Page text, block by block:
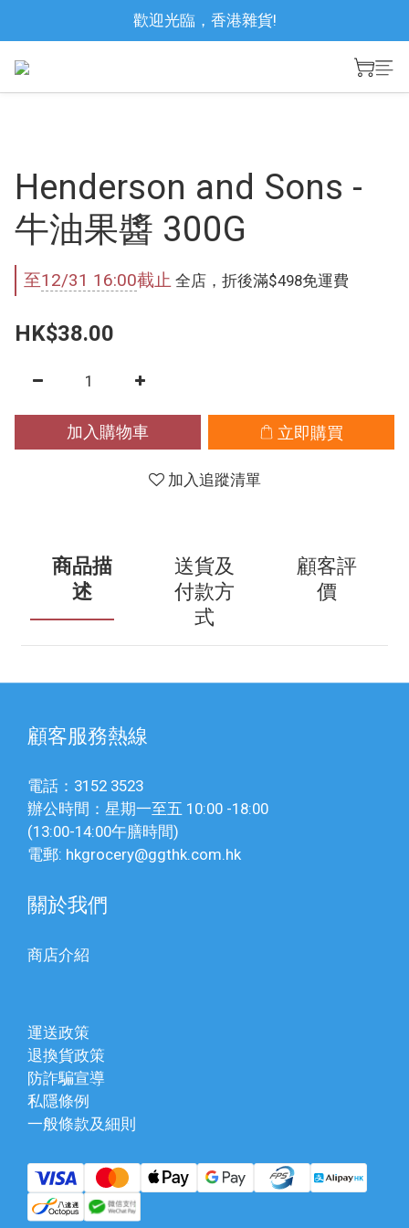
歡迎光臨，香港雜貨!
Henderson and Sons -
牛油果醬 300G
至12/31 16:00截止 全店，折後滿$498免運費
HK$38.00
加入購物車 立即購買
加入追蹤清單
商品描
述
送貨及
付款方
式
顧客評
價
顧客服務熱線
電話：3152 3523
辦公時間：星期一至五 10:00 -18:00
(13:00-14:00午膳時間)
電郵: hkgrocery@ggthk.com.hk
關於我們
商店介紹
運送政策
退換貨政策
防詐騙宣導
私隱條例
一般條款及細則